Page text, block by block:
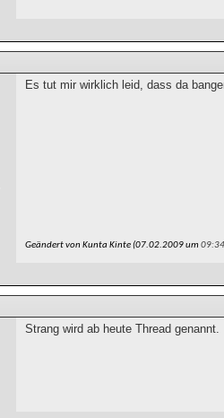
Es tut mir wirklich leid, dass da
Geändert von Kunta Kinte (07.02.2009 um09:34
Strang wird ab heute Thread genannt.